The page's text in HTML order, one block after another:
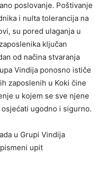
poslovanje. Poštivanje
i nulta tolerancija na
su pored ulaganja u
ključan
od načina stvaranja
Vindija ponosno ističe
zaposlenih u Koki čine
u kojem se sve njene
ugodno i sigurno.
u Grupi Vindija
upit